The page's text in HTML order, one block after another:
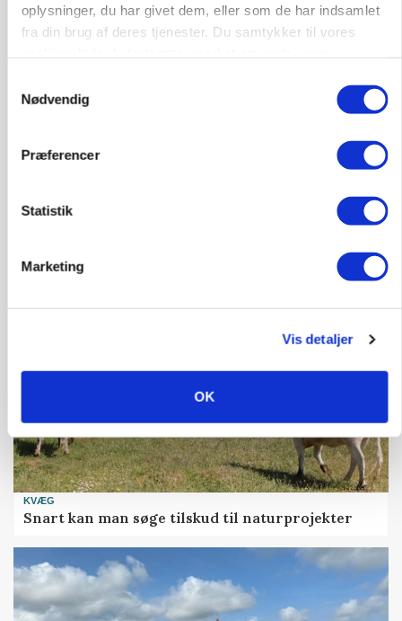
oplysninger, du har givet dem, eller som de har indsamlet
fra din brug af deres tjenester. Du samtykker til vores
Nødvendig
Præferencer
Statistik
Marketing
Vis detaljer
OK
POLITIK
»Nu stopper I«: Landbrugsdebattør og
protestgruppe vil demonstrere mod ny
POLITIK
Folketinget behandler ny gødskningslov: Sådan
KVÆG
Snart kan man søge tilskud til naturprojekter